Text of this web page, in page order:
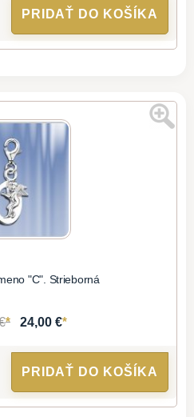
PRIDAŤ DO KOŠÍKA
"C". Strieborná
* 24,00 €*
PRIDAŤ DO KOŠÍKA